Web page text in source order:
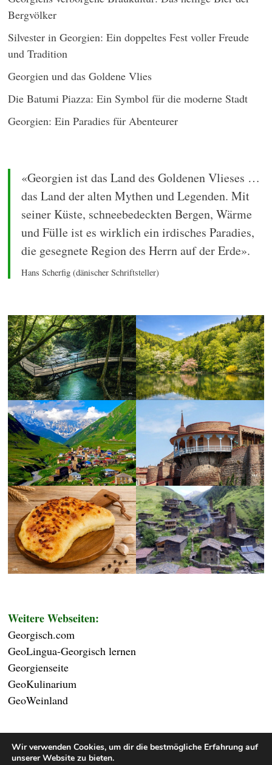
Bergvölker
Silvester in Georgien: Ein doppeltes Fest voller Freude
und Tradition
Georgien und das Goldene Vlies
Die Batumi Piazza: Ein Symbol für die moderne Stadt
Georgien: Ein Paradies für Abenteurer
«Georgien ist das Land des Goldenen Vlieses …
das Land der alten Mythen und Legenden. Mit
seiner Küste, schneebedeckten Bergen, Wärme
und Fülle ist es wirklich ein irdisches Paradies,
die gesegnete Region des Herrn auf der Erde».
Hans Scherfig (dänischer Schriftsteller)
Weitere Webseiten:
Georgisch.com
GeoLingua-Georgisch lernen
Georgienseite
GeoKulinarium
GeoWeinland
Wir verwenden Cookies, um dir die bestmögliche Erfahrung auf
unserer Website zu bieten.